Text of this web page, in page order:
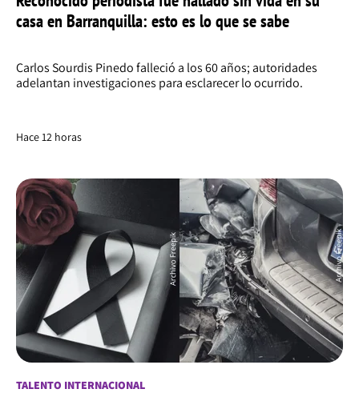
casa en Barranquilla: esto es lo que se sabe
Carlos Sourdis Pinedo falleció a los 60 años; autoridades
adelantan investigaciones para esclarecer lo ocurrido.
Hace 12 horas
TALENTO INTERNACIONAL